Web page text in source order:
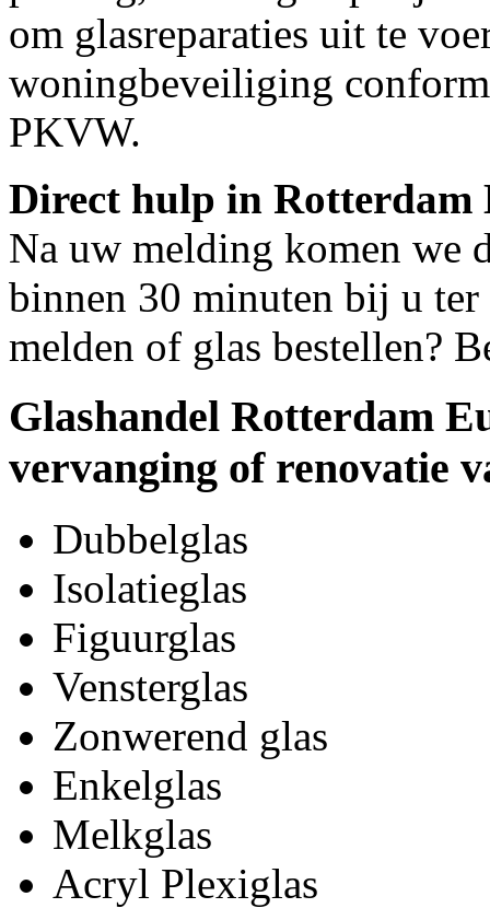
om glasreparaties uit te
woningbeveiliging
PKVW.
Direct hulp in Rotterdam
Na uw melding komen we
binnen 30 minuten bij u ter
melden of glas bestellen?
Glashandel Rotterdam
vervanging of renovatie
Dubbelglas
Isolatieglas
Figuurglas
Vensterglas
Zonwerend glas
Enkelglas
Melkglas
Acryl Plexiglas